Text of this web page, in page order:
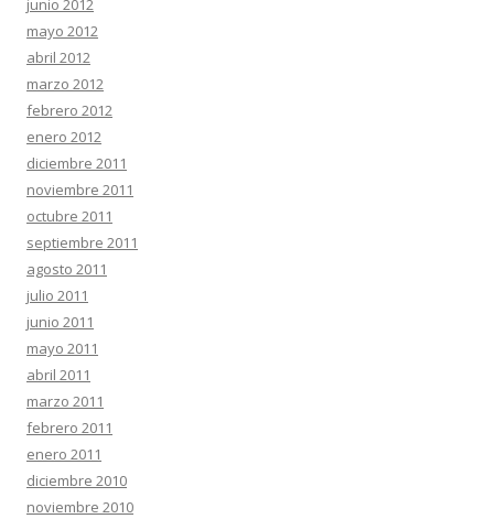
junio 2012
mayo 2012
abril 2012
marzo 2012
febrero 2012
enero 2012
diciembre 2011
noviembre 2011
octubre 2011
septiembre 2011
agosto 2011
julio 2011
junio 2011
mayo 2011
abril 2011
marzo 2011
febrero 2011
enero 2011
diciembre 2010
noviembre 2010